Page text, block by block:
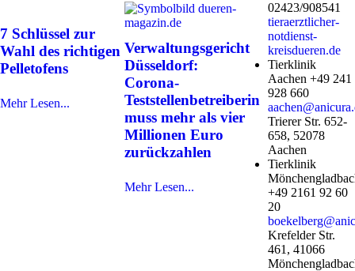
7 Schlüssel zur
Wahl des richtigen
Pelletofens
Mehr Lesen...
Verwaltungsgericht
Düsseldorf:
Corona-
Teststellenbetreiberin
muss mehr als vier
Millionen Euro
zurückzahlen
Mehr Lesen...
02423/908541
tieraerztlicher-
notdienst-
kreisdueren.de
Tierklinik
Aachen +49 241
928 660
Trierer Str. 652-
658, 52078
Aachen
Tierklinik
+49 2161 92 60
20
Krefelder Str.
461, 41066